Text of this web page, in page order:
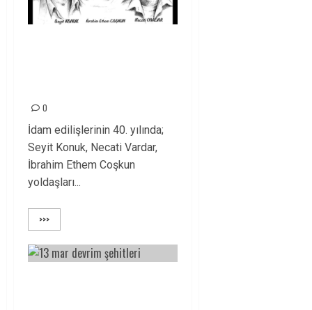
0
İdam edilişlerinin 40. yılında;
Seyit Konuk, Necati Vardar,
İbrahim Ethem Coşkun
yoldaşları...
>>>